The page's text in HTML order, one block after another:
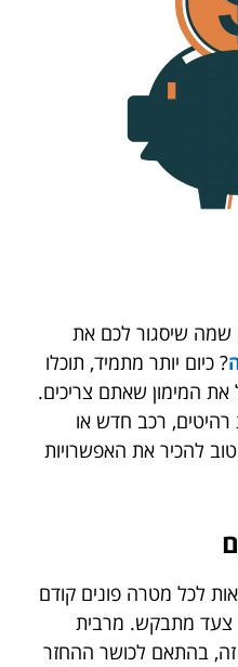
שמה שיסגור לכם את
? כיום יותר מתמיד, תוכלו
את המימון שאתם צריכים.
רהיטים, רכב חדש או
להכיר את האפשרויות
לכל מטרה פונים קודם
צעד מתבקש. מרבית
זה, בהתאם לכושר ההחזר